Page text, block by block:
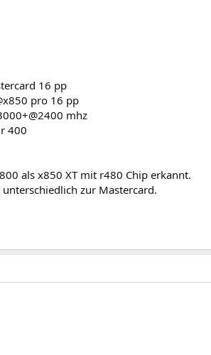
16 pp
pro 16 pp
mhz
400
als x850 XT mit r480 Chip erkannt.
zur Mastercard.